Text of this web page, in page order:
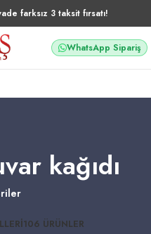
farksız 3 taksit fırsatı!
WhatsApp Sipariş
kağıdı
106 ÜRÜNLER